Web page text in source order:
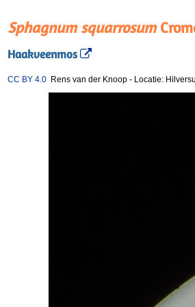
Sphagnum squarrosum
Haakveenmos
CC BY 4.0 Rens van der Knoop - Locatie: